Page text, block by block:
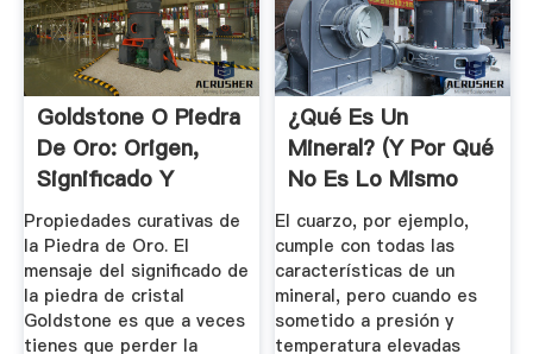
Goldstone O Piedra
De Oro: Origen,
Significado Y
Propiedades
Propiedades curativas de
la Piedra de Oro. El
mensaje del significado de
la piedra de cristal
Goldstone es que a veces
tienes que perder la
¿Qué Es Un
Mineral? (Y Por Qué
No Es Lo Mismo
Que Una ...
El cuarzo, por ejemplo,
cumple con todas las
características de un
mineral, pero cuando es
sometido a presión y
temperatura elevadas